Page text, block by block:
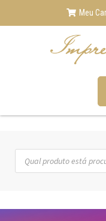
Meu